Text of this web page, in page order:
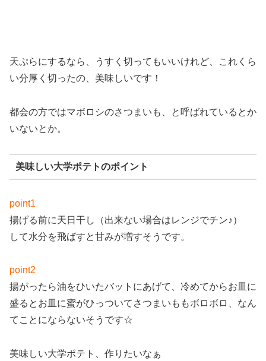
天ぷらにするなら、うすく切ってもいいけれど、これくら
い分厚く切ったの、美味しいです！
都会の方ではマボロシのさつまいも、と呼ばれているとか
いないとか。
美味しい大学ポテトのポイント
point1
揚げる前に天日干し（出来ない場合はレンジでチン♪）
して水分を飛ばすと甘みが増すそうです。
point2
揚がったら油をひいたバットにあげて、冷めてからお皿に
盛るとお皿に蜜がひっついてさつまいももボロボロ、なん
てことにならないそうです☆
美味しい大学ポテト、作りたいなぁ